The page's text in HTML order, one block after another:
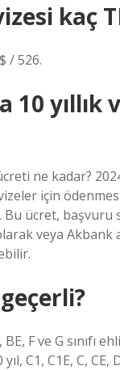
kaç
/ 526.
10 yıllık
ne kadar?
için
Bu ücret, başvuru
veya Akbank
F ve G sınıfı
C1, C1E, C, CE,